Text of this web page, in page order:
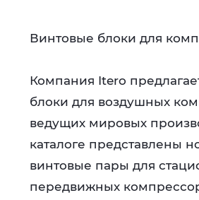
Винтовые блоки для
Компания Itero
блоки для воздушных
ведущих мировых
каталоге представлены
винтовые пары для
передвижных